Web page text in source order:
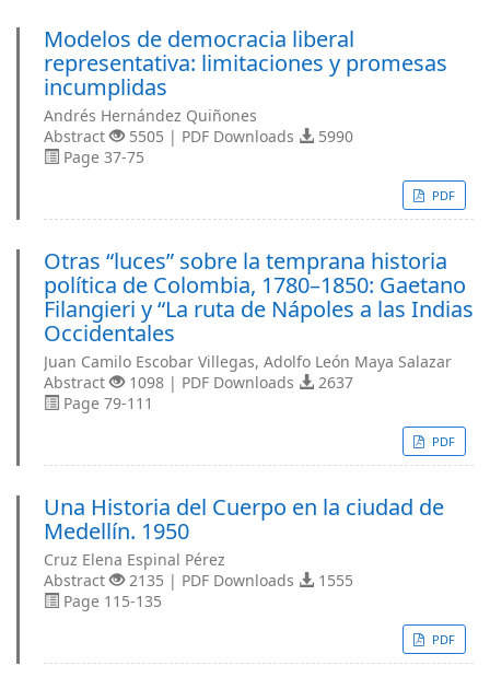
Modelos de democracia liberal
representativa: limitaciones y promesas
incumplidas
Andrés Hernández Quiñones
Abstract
5505 | PDF Downloads
5990
Page 37-75
PDF
Otras “luces” sobre la temprana historia
política de Colombia, 1780–1850: Gaetano
Filangieri y “La ruta de Nápoles a las Indias
Occidentales
Juan Camilo Escobar Villegas, Adolfo León Maya Salazar
Abstract
1098 | PDF Downloads
2637
Page 79-111
PDF
Una Historia del Cuerpo en la ciudad de
Medellín. 1950
Cruz Elena Espinal Pérez
Abstract
2135 | PDF Downloads
1555
Page 115-135
PDF